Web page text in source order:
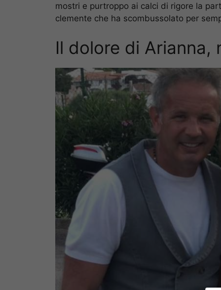
mostri e purtroppo ai calci di rigore la
clemente che ha scombussolato per
Il dolore di Arianna,